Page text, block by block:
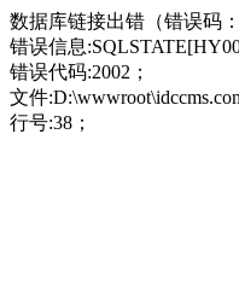
数据库链接出错（错误码：
错误信息
错误代码:2002；
文件
行号:38；